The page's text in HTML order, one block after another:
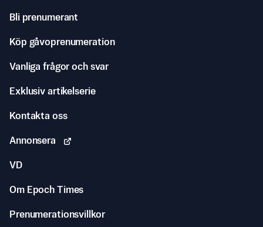
Bli prenumerant
Köp gåvoprenumeration
Vanliga frågor och svar
Exklusiv artikelserie
Kontakta oss
Annonsera
VD
Om Epoch Times
Prenumerationsvillkor